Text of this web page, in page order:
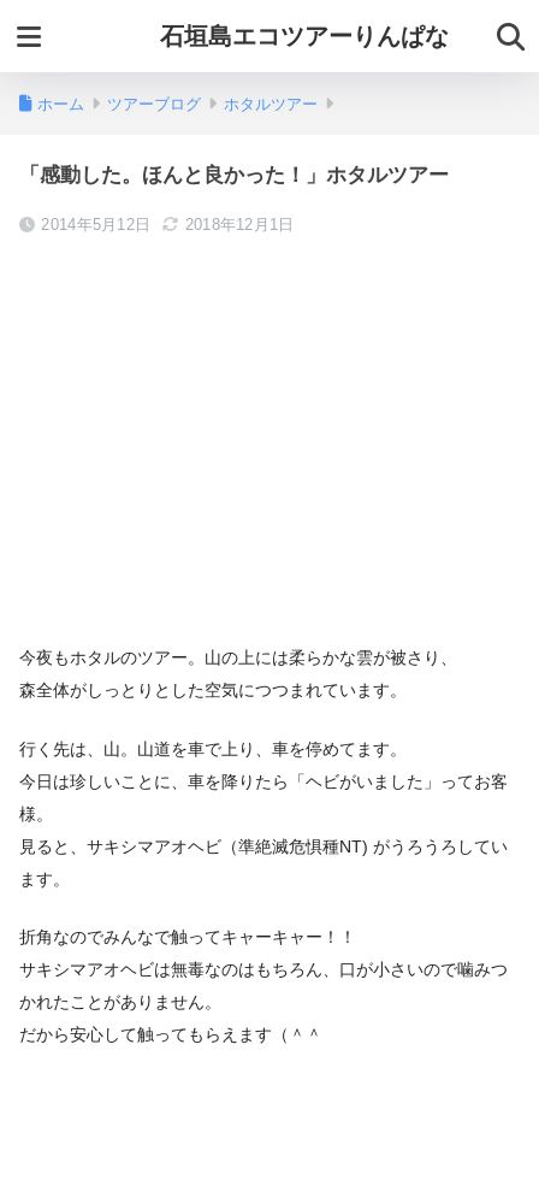
石垣島エコツアーりんぱな
ホーム ツアーブログ ホタルツアー
「感動した。ほんと良かった！」ホタルツアー
2014年5月12日 2018年12月1日
今夜もホタルのツアー。山の上には柔らかな雲が被さり、
森全体がしっとりとした空気につつまれています。
行く先は、山。山道を車で上り、車を停めてます。
今日は珍しいことに、車を降りたら「ヘビがいました」ってお客
様。
見ると、サキシマアオヘビ（準絶滅危惧種NT) がうろうろしてい
ます。
折角なのでみんなで触ってキャーキャー！！
サキシマアオヘビは無毒なのはもちろん、口が小さいので噛みつ
かれたことがありません。
だから安心して触ってもらえます（＾＾